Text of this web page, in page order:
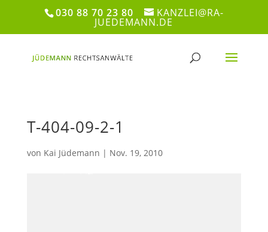
030 88 70 23 80 KANZLEI@RA-
JUEDEMANN.DE
T-404-09-2-1
von Kai Jüdemann | Nov. 19, 2010